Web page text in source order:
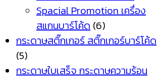
Spacial Promotion เครื่อง
สแกนบาร์โค้ด (6)
กระดาษสติ๊กเกอร์ สติ๊กเกอร์บาร์โค้ด
(5)
กระดาษใบเสร็จ กระดาษความร้อน